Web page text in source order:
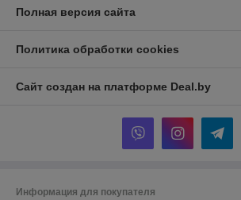
Полная версия сайта
Политика обработки cookies
Сайт создан на платформе Deal.by
Информация для покупателя